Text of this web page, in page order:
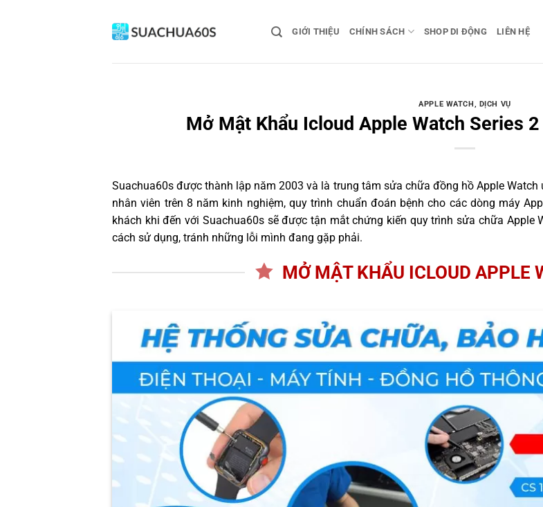
GIỚI THIỆU CHÍNH SÁCH SHOP DI ĐỘNG LIÊN HỆ
APPLE WATCH , DỊCH VỤ
Mở Mật Khẩu Icloud Apple Watch Series
Suachua60s được thành lập năm 2003 và là trung tâm sửa chữa đồng hồ Apple Watch
nhân viên trên 8 năm kinh nghiệm, quy trình chuẩn đoán bệnh cho các dòng máy
khách khi đến với Suachua60s sẽ được tận mắt chứng kiến quy trình sửa chữa
cách sử dụng, tránh những lỗi mình đang gặp phải.
MỞ MẬT KHẨU ICLOUD APPLE